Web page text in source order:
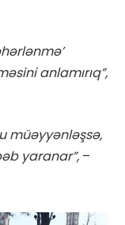
anlamırıq”,
müəyyənləşsə,
yaranar”, –